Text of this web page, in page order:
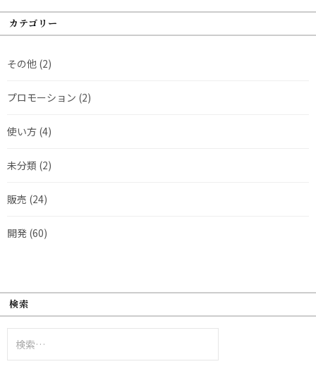
カテゴリー
その他 (2)
プロモーション (2)
使い方 (4)
未分類 (2)
販売 (24)
開発 (60)
検索
索: